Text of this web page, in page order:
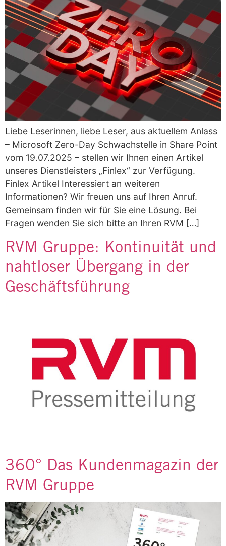
Liebe Leserinnen, liebe Leser, aus aktuellem Anlass
– Microsoft Zero-Day Schwachstelle in Share Point
vom 19.07.2025 – stellen wir Ihnen einen Artikel
unseres Dienstleisters „Finlex“ zur Verfügung.
Finlex Artikel Interessiert an weiteren
Informationen? Wir freuen uns auf Ihren Anruf.
Gemeinsam finden wir für Sie eine Lösung. Bei
Fragen wenden Sie sich bitte an Ihren RVM […]
RVM Gruppe: Kontinuität und
nahtloser Übergang in der
Geschäftsführung
360° Das Kundenmagazin der
RVM Gruppe